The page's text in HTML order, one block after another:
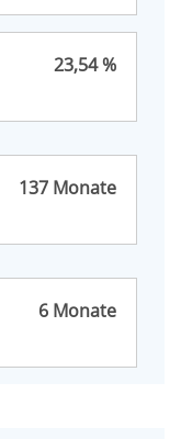
23,54 %
137 Monate
6 Monate